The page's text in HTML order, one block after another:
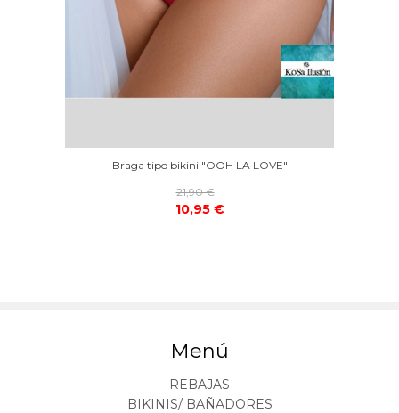
Braga tipo bikini "OOH LA LOVE"
21,90 €
10,95 €
Menú
REBAJAS
BIKINIS/ BAÑADORES